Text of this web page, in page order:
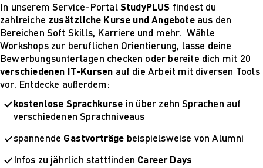
In unserem Service-PortalStudyPLUS findest du
zahlreiche zusätzliche Kurse und Angeboteaus den
Bereichen Soft Skills, Karriere und mehr. Wähle
Workshops zur beruflichen Orientierung, lasse deine
Bewerbungsunterlagen checken oder bereite dich mit 20
verschiedenen IT-Kursen auf die Arbeit mit diversen Tools
vor. Entdecke außerdem:
kostenlose Sprachkurse in über zehn Sprachen auf
verschiedenen Sprachniveaus
spannende Gastvorträge beispielsweise von Alumni
Infos zu jährlich stattfinden Career Days